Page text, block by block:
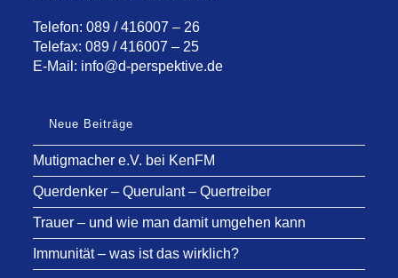
Telefon: 089 / 416007 – 26
Telefax: 089 / 416007 – 25
E-Mail: info@d-perspektive.de
Neue Beiträge
Mutigmacher e.V. bei KenFM
Querdenker – Querulant – Quertreiber
Trauer – und wie man damit umgehen kann
Immunität – was ist das wirklich?